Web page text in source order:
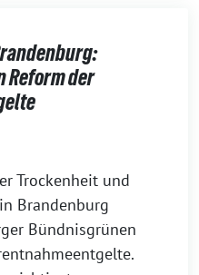
Reform der
Trockenheit und
Brandenburg
Bündnisgrünen